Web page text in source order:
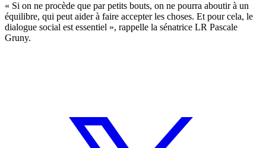
« Si on ne procède que par petits bouts, on ne pourra aboutir à un
équilibre, qui peut aider à faire accepter les choses. Et pour cela, le
dialogue social est essentiel », rappelle la sénatrice LR Pascale
Gruny.